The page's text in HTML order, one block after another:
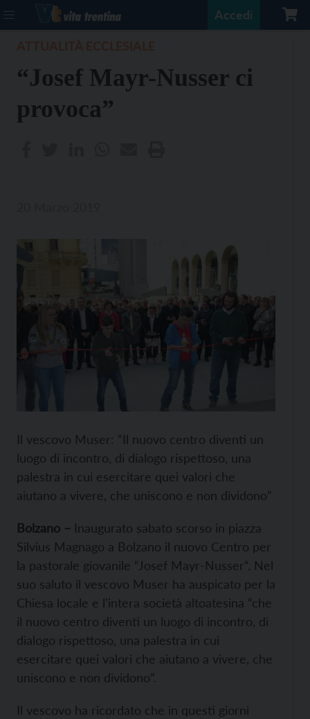
Accedi
“Josef Mayr-Nusser ci
provoca”
Il vescovo Muser: “Il nuovo centro diventi un
luogo di incontro, di dialogo rispettoso, una
palestra in cui esercitare quei valori che
aiutano a vivere, che uniscono e non dividono”
Bolzano – Inaugurato sabato scorso in piazza
Silvius Magnago a Bolzano il nuovo Centro per
la pastorale giovanile “Josef Mayr-Nusser“. Nel
suo saluto il vescovo Muser ha auspicato per la
Chiesa locale e l’intera società altoatesina “che
il nuovo centro diventi un luogo di incontro, di
dialogo rispettoso, una palestra in cui
esercitare quei valori che aiutano a vivere, che
uniscono e non dividono”.
Il vescovo ha ricordato che in questi giorni